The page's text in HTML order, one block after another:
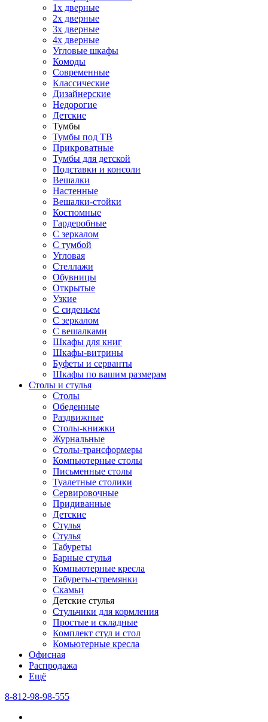
1х дверные
2х дверные
3х дверные
4х дверные
Угловые шкафы
Комоды
Современные
Классические
Дизайнерские
Недорогие
Детские
Тумбы
Тумбы под ТВ
Прикроватные
Тумбы для детской
Подставки и консоли
Вешалки
Настенные
Вешалки-стойки
Костюмные
Гардеробные
С зеркалом
С тумбой
Угловая
Стеллажи
Обувницы
Открытые
Узкие
С сиденьем
С зеркалом
С вешалками
Шкафы для книг
Шкафы-витрины
Буфеты и серванты
Шкафы по вашим размерам
Столы и стулья
Столы
Обеденные
Раздвижные
Столы-книжки
Журнальные
Столы-трансформеры
Компьютерные столы
Письменные столы
Туалетные столики
Сервировочные
Придиванные
Детские
Стулья
Стулья
Табуреты
Барные стулья
Компьютерные кресла
Табуреты-стремянки
Скамьи
Детские стулья
Стульчики для кормления
Простые и складные
Комплект стул и стол
Комьютерные кресла
Офисная
Распродажа
Eщё
8-812-98-98-555